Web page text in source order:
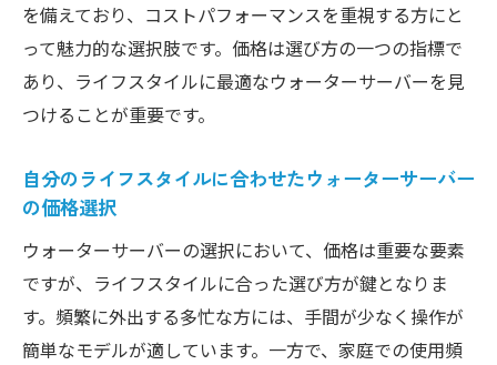
を備えており、コストパフォーマンスを重視する方にと
って魅力的な選択肢です。価格は選び方の一つの指標で
あり、ライフスタイルに最適なウォーターサーバーを見
つけることが重要です。
自分のライフスタイルに合わせたウォーターサーバー
の価格選択
ウォーターサーバーの選択において、価格は重要な要素
ですが、ライフスタイルに合った選び方が鍵となりま
す。頻繁に外出する多忙な方には、手間が少なく操作が
簡単なモデルが適しています。一方で、家庭での使用頻